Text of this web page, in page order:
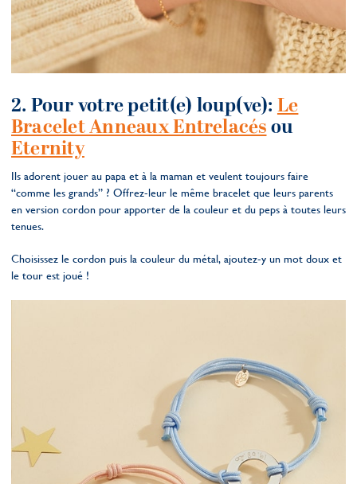
2. Pour votre petit(e) loup(ve):Le
Bracelet Anneaux Entrelacésou
Eternity
Ils adorent jouer au papa et à la maman et veulent toujours faire
“comme les grands” ? Offrez-leur le même bracelet que leurs parents
en version cordon pour apporter de la couleur et du peps à toutes leurs
tenues.
Choisissez le cordon puis la couleur du métal, ajoutez-y un mot doux et
le tour est joué !